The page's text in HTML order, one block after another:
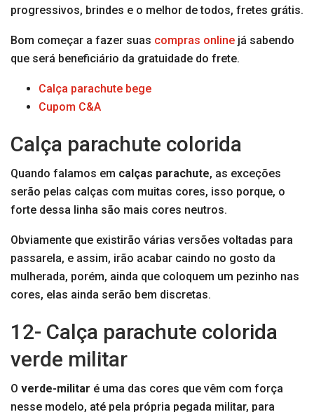
progressivos, brindes e o melhor de todos, fretes grátis.
Bom começar a fazer suas compras online já sabendo
que será beneficiário da gratuidade do frete.
Calça parachute bege
Cupom C&A
Calça parachute colorida
Quando falamos em calças parachute, as exceções
serão pelas calças com muitas cores, isso porque, o
forte dessa linha são mais cores neutros.
Obviamente que existirão várias versões voltadas para
passarela, e assim, irão acabar caindo no gosto da
mulherada, porém, ainda que coloquem um pezinho nas
cores, elas ainda serão bem discretas.
12- Calça parachute colorida
verde militar
O verde-militar é uma das cores que vêm com força
nesse modelo, até pela própria pegada militar, para